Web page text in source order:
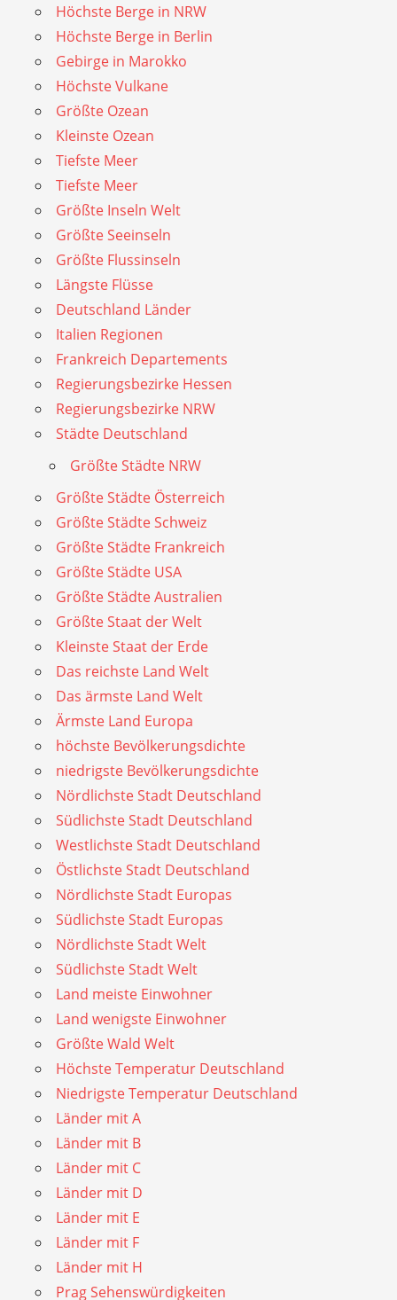
Höchste Berge in NRW
Höchste Berge in Berlin
Gebirge in Marokko
Höchste Vulkane
Größte Ozean
Kleinste Ozean
Tiefste Meer
Tiefste Meer
Größte Inseln Welt
Größte Seeinseln
Größte Flussinseln
Längste Flüsse
Deutschland Länder
Italien Regionen
Frankreich Departements
Regierungsbezirke Hessen
Regierungsbezirke NRW
Städte Deutschland
Größte Städte NRW
Größte Städte Österreich
Größte Städte Schweiz
Größte Städte Frankreich
Größte Städte USA
Größte Städte Australien
Größte Staat der Welt
Kleinste Staat der Erde
Das reichste Land Welt
Das ärmste Land Welt
Ärmste Land Europa
höchste Bevölkerungsdichte
niedrigste Bevölkerungsdichte
Nördlichste Stadt Deutschland
Südlichste Stadt Deutschland
Westlichste Stadt Deutschland
Östlichste Stadt Deutschland
Nördlichste Stadt Europas
Südlichste Stadt Europas
Nördlichste Stadt Welt
Südlichste Stadt Welt
Land meiste Einwohner
Land wenigste Einwohner
Größte Wald Welt
Höchste Temperatur Deutschland
Niedrigste Temperatur Deutschland
Länder mit A
Länder mit B
Länder mit C
Länder mit D
Länder mit E
Länder mit F
Länder mit H
Prag Sehenswürdigkeiten